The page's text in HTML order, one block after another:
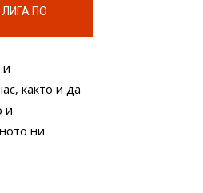
ПО
и
както и да
и
ни